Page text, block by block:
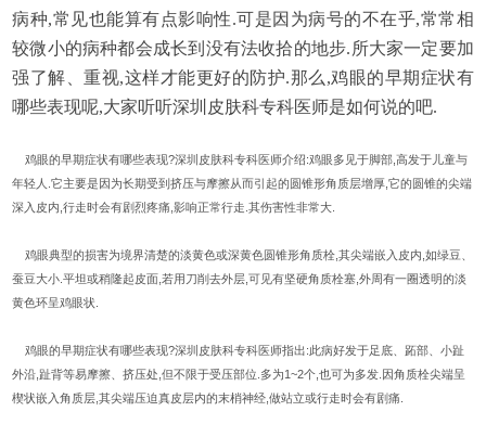
病种,常见也能算有点影响性.可是因为病号的不在乎,常常相
较微小的病种都会成长到没有法收拾的地步.所大家一定要加
强了解、重视,这样才能更好的防护.那么,鸡眼的早期症状有
哪些表现呢,大家听听深圳皮肤科专科医师是如何说的吧.
鸡眼的早期症状有哪些表现?深圳皮肤科专科医师介绍:鸡眼多见于脚部,高发于儿童与
年轻人.它主要是因为长期受到挤压与摩擦从而引起的圆锥形角质层增厚,它的圆锥的尖端
深入皮内,行走时会有剧烈疼痛,影响正常行走.其伤害性非常大.
鸡眼典型的损害为境界清楚的淡黄色或深黄色圆锥形角质栓,其尖端嵌入皮内,如绿豆、
蚕豆大小.平坦或稍隆起皮面,若用刀削去外层,可见有坚硬角质栓塞,外周有一圈透明的淡
黄色环呈鸡眼状.
鸡眼的早期症状有哪些表现?深圳皮肤科专科医师指出:此病好发于足底、跖部、小趾
外沿,趾背等易摩擦、挤压处,但不限于受压部位.多为1~2个,也可为多发.因角质栓尖端呈
楔状嵌入角质层,其尖端压迫真皮层内的末梢神经,做站立或行走时会有剧痛.